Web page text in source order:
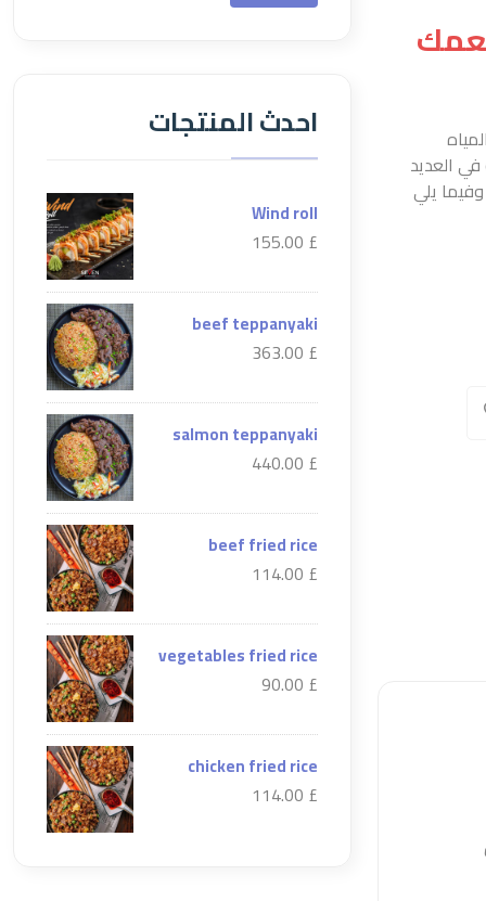
في العديد
يلي
احدث المنتجات
Wind roll
£ 155.00
beef teppanyaki
£ 363.00
salmon teppanyaki
£ 440.00
beef fried rice
£ 114.00
vegetables fried rice
£ 90.00
chicken fried rice
£ 114.00